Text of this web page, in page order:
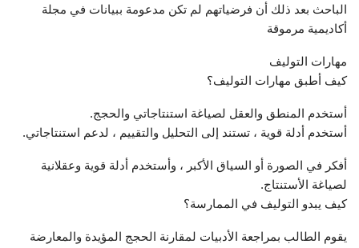
الباحث بعد ذلك أن فرضياتهم لم تكن مدعومة ببيانات في مجلة
أكاديمية مرموقة
مهارات التوليف
كيف أطبق مهارات التوليف؟
أستخدم المنطق والعقل لصياغة استنتاجاتي والحجج.
أستخدم أدلة قوية ، تستند إلى التحليل والتقييم ، لدعم استنتاجاتي.
أفكر في الصورة أو السياق الأكبر ، وأستخدم أدلة قوية وعقلانية
لصياغة الأستنتاج.
كيف يبدو التوليف في الممارسة؟
يقوم الطالب بمراجعة الأدبيات لمقارنة الحجج المؤيدة والمعارضة